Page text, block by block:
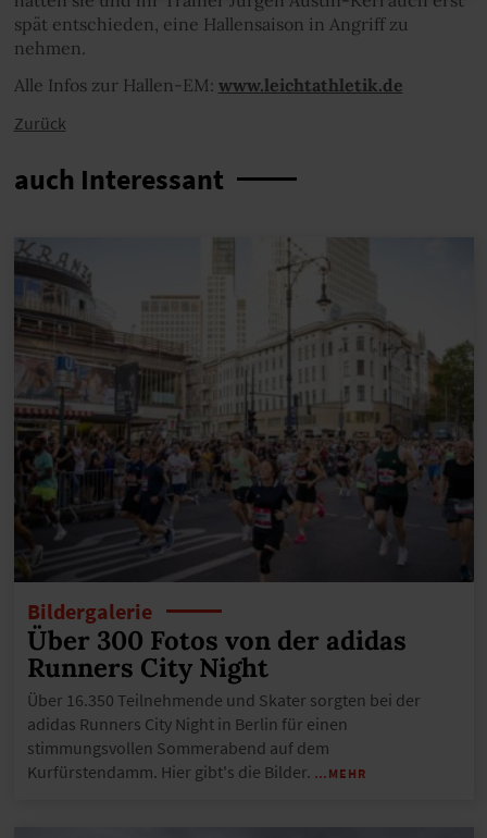
spät entschieden, eine Hallensaison in Angriff zu
nehmen.
Alle Infos zur Hallen-EM: www.leichtathletik.de
Zurück
auch Interessant
Bildergalerie
Über 300 Fotos von der adidas
Runners City Night
Über 16.350 Teilnehmende und Skater sorgten bei der
adidas Runners City Night in Berlin für einen
stimmungsvollen Sommerabend auf dem
Kurfürstendamm. Hier gibt's die Bilder. …MEHR